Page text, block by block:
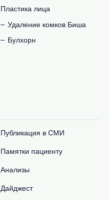
Пластика лица
Удаление комков Биша
Булхорн
Публикация в СМИ
Памятки пациенту
Анализы
Дайджест